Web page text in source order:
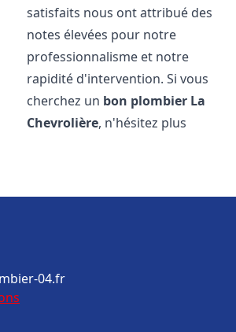
satisfaits nous ont attribué des
notes élevées pour notre
professionnalisme et notre
rapidité d'intervention. Si vous
cherchez un bon plombier La
Chevrolière, n'hésitez plus
04.fr